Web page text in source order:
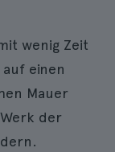
wenig Zeit
einen
Mauer
der